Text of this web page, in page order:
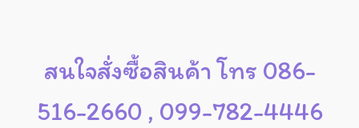
สนใจสั่งซื้อสินค้า โทร 086-
516-2660 , 099-782-4446